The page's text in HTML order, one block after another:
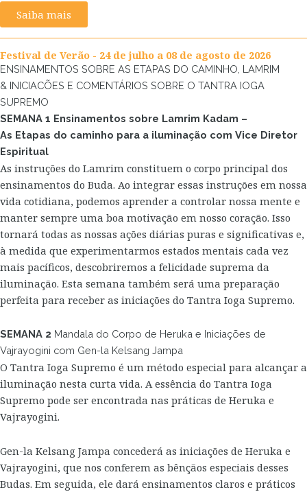
Saiba mais
Festival de Verão - 24 de julho a 08 de agosto de 2026
ENSINAMENTOS SOBRE AS ETAPAS DO CAMINHO, LAMRIM
& INICIACÕES E COMENTÁRIOS SOBRE O TANTRA IOGA
SUPREMO
SEMANA 1 Ensinamentos sobre Lamrim Kadam –
As Etapas do caminho para a iluminação com Vice Diretor
Espiritual
As instruções do Lamrim constituem o corpo principal dos
ensinamentos do Buda. Ao integrar essas instruções em nossa
vida cotidiana, podemos aprender a controlar nossa mente e
manter sempre uma boa motivação em nosso coração. Isso
tornará todas as nossas ações diárias puras e significativas e,
à medida que experimentarmos estados mentais cada vez
mais pacíficos, descobriremos a felicidade suprema da
iluminação. Esta semana também será uma preparação
perfeita para receber as iniciações do Tantra Ioga Supremo.
SEMANA 2 Mandala do Corpo de Heruka e Iniciações de
Vajrayogini com Gen-la Kelsang Jampa
O Tantra Ioga Supremo é um método especial para alcançar a
iluminação nesta curta vida. A essência do Tantra Ioga
Supremo pode ser encontrada nas práticas de Heruka e
Vajrayogini.
Gen-la Kelsang Jampa concederá as iniciações de Heruka e
Vajrayogini, que nos conferem as bênçãos especiais desses
Budas. Em seguida, ele dará ensinamentos claros e práticos